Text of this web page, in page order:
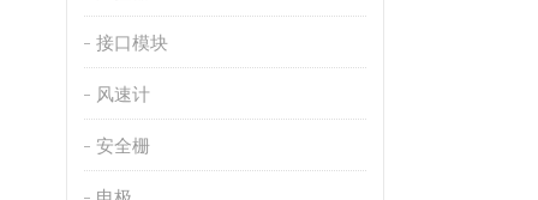
接口模块
风速计
安全栅